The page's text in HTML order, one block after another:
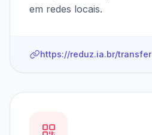
em redes locais.
https://reduz.ia.br/transfer